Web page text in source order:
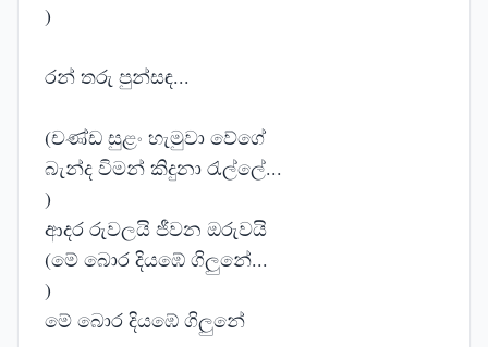
)
රන් තරු පුන්සඳ...
(චණ්ඩ සුළං හැමුවා වේගේ
බැන්ද විමන් කිදුනා රැල්ලේ...
)
ආදර රුවලයි ජීවන ඔරුවයි
(මේ බොර දියඹේ ගිලුනේ...
)
මේ බොර දියඹේ ගිලුනේ